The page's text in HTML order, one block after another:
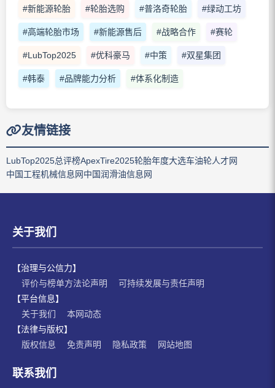
#新能源轮胎 #轮胎选购 #普洛奇轮胎 #绿动工坊
#高端轮胎市场 #新能源售后 #战略合作 #赛轮
#LubTop2025 #优科豪马 #中策 #双星集团
#韩泰 #品牌能力分析 #体系化制造
友情链接
LubTop2025总评榜ApexTire2025轮胎年度大选车油轮人才网
中国工程机械信息网中国润滑油信息网
关于我们
【治理与公信力】
评价与榜单方法论声明
可持续发展与责任声明
【平台信息】
关于我们
本网动态
【法律与版权】
版权信息
免责声明 隐私政策 网站地图
联系我们